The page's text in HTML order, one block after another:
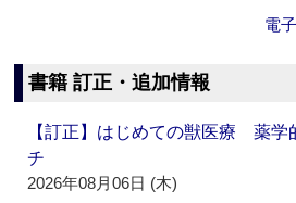
電
書籍 訂正・追加情報
【訂正】はじめての獣医療 薬学
チ
2026年08月06日 (木)